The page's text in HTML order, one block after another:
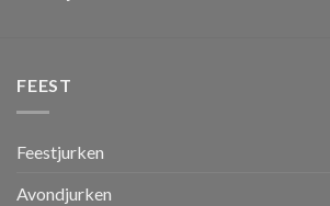
FEEST
Feestjurken
Avondjurken